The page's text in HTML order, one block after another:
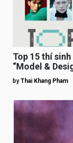
Top 15 thí
“Model &
by Thai Khang Pham